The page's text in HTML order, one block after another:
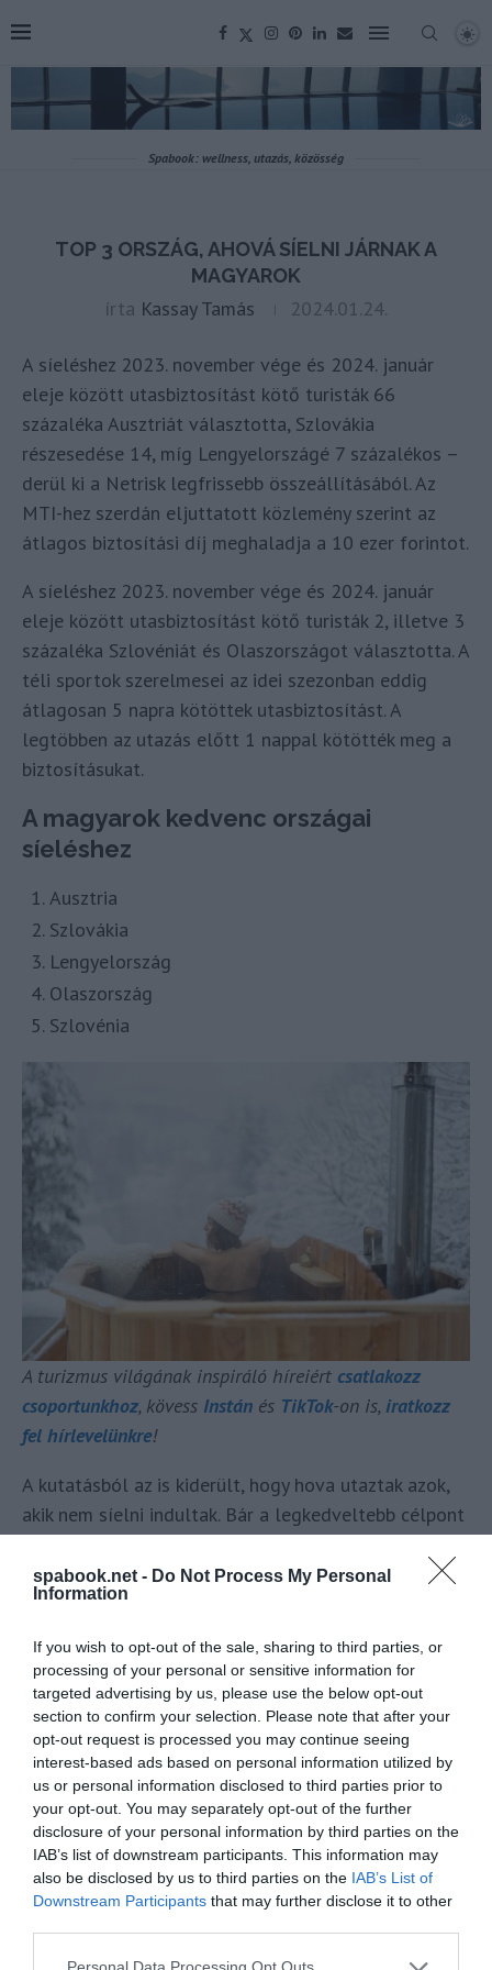
spabook.net - Do Not Process My Personal
Information
If you wish to opt-out of the sale, sharing to third parties, or
processing of your personal or sensitive information for
targeted advertising by us, please use the below opt-out
section to confirm your selection. Please note that after your
opt-out request is processed you may continue seeing
interest-based ads based on personal information utilized by
us or personal information disclosed to third parties prior to
your opt-out. You may separately opt-out of the further
disclosure of your personal information by third parties on the
IAB’s list of downstream participants. This information may
also be disclosed by us to third parties on the IAB’s List of
Downstream Participants that may further disclose it to other
Please note that this website/app uses one or more Google
Spabook: wellness, utazás, közösség
TOP 3 ORSZÁG, AHOVÁ SÍELNI JÁRNAK A
MAGYAROK
írta Kassay Tamás 2024.01.24.
A síeléshez 2023. november vége és 2024. január
eleje között utasbiztosítást kötő turisták 66
százaléka Ausztriát választotta, Szlovákia
részesedése 14, míg Lengyelországé 7 százalékos –
derül ki a Netrisk legfrissebb összeállításából. Az
MTI-hez szerdán eljuttatott közlemény szerint az
átlagos biztosítási díj meghaladja a 10 ezer forintot.
A síeléshez 2023. november vége és 2024. január
eleje között utasbiztosítást kötő turisták 2, illetve 3
százaléka Szlovéniát és Olaszországot választotta. A
téli sportok szerelmesei az idei szezonban eddig
átlagosan 5 napra kötöttek utasbiztosítást. A
legtöbben az utazás előtt 1 nappal kötötték meg a
biztosításukat.
A magyarok kedvenc országai
síeléshez
Ausztria
Szlovákia
Lengyelország
Olaszország
Szlovénia
A turizmus világának inspiráló híreiért csatlakozz
csoportunkhoz, kövess Instán és TikTok-on is, iratkozz
fel hírlevelünkre!
A kutatásból az is kiderült, hogy hova utaztak azok,
akik nem síelni indultak. Bár a legkedveltebb célpont
képzeletbeli dobogó második fokát Románia
szerezte meg 13%-kal. Szinte holtversenyben
Lengyelország, Spanyolország és Németország 10-
10 százalékos részesedéssel. Ezek az utazók azonban
a síelőknél hosszabb időszakot töltöttek külföldön,
átlagosan majdnem 8 napot, (ami bőven több, mint
például a belföldi nyaralásra szánt átlagosan 2,5 nap!
– a szerk.)
Bármilyen külföldi utazás esetén érdemes biztosítást kötni, de
különösen igaz ez, ha síelésről van szó. A síterepeken történt